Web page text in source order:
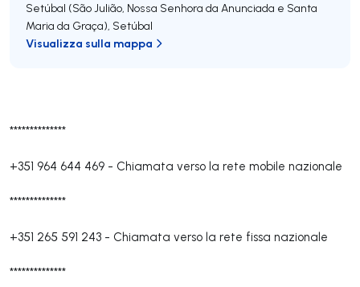
**************
+351 964 644 469 - Chiamata verso la rete mobile nazionale
**************
+351 265 591 243 - Chiamata verso la rete fissa nazionale
**************
Setúbal (São Julião, Nossa Senhora da Anunciada e Santa
Maria da Graça), Setúbal
Visualizza sulla mappa